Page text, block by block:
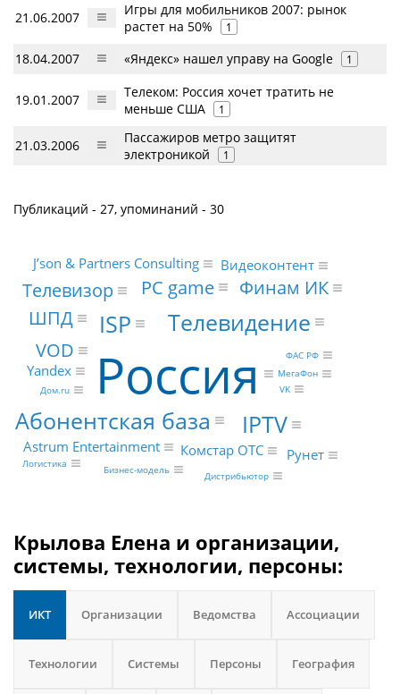
21.06.2007
Игры для мобильников 2007: рынок
растет на 50%
1
18.04.2007 «Яндекс» нашел управу на Google 1
19.01.2007
Телеком: Россия хочет тратить не
меньше США
1
21.03.2006
Пассажиров метро защитят
электроникой
1
Публикаций - 27, упоминаний - 30
Россия
Телевидение
ISP
Абонентская база IPTV
Финам ИК
PC game
Телевизор
ШПД
VOD
Astrum Entertainment
Yandex
Комстар ОТС
Видеоконтент
Рунет
J’son & Partners Consulting
Дом.ru VK
МегаФон
ФАС РФ
Логистика Бизнес-модель
Дистрибьютор
Крылова Елена и организации,
системы, технологии, персоны:
ИКТ Организации Ведомства Ассоциации
Технологии Системы Персоны География